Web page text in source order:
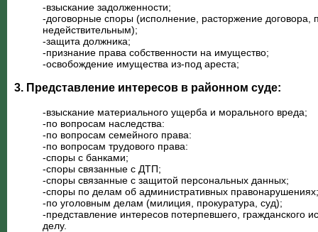
-взыскание задолженности;
-договорные споры (исполнение, расторжение договора,
недействительным);
-защита должника;
-признание права собственности на имущество;
-освобождение имущества из-под ареста;
3. Представление интересов в районном суде:
-взыскание материального ущерба и морального вреда;
-по вопросам наследства:
-по вопросам семейного права:
-по вопросам трудового права:
-споры с банками;
-споры связанные с ДТП;
-споры связанные с защитой персональных данных;
-споры по делам об административных правонарушениях;
-по уголовным делам (милиция, прокуратура, суд);
-представление интересов потерпевшего, гражданского
делу.